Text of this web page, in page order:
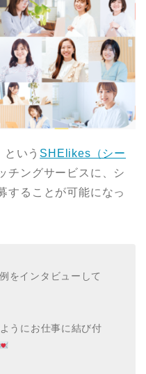
という SHElikes（シー
チングサービスに、シ
することが可能になっ
をインタビューして
うにお仕事に結び付